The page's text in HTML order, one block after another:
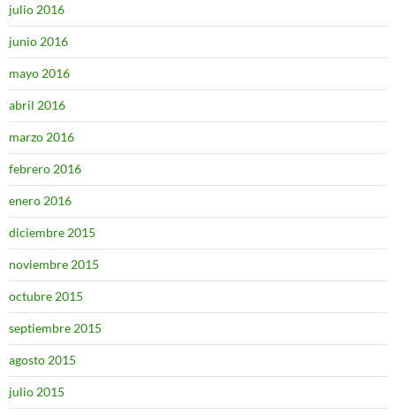
julio 2016
junio 2016
mayo 2016
abril 2016
marzo 2016
febrero 2016
enero 2016
diciembre 2015
noviembre 2015
octubre 2015
septiembre 2015
agosto 2015
julio 2015